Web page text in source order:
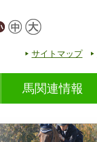
サイトマップ
馬関連情報